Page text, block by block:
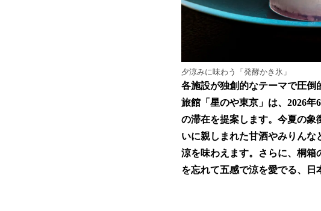
夕涼みに味わう「発酵かき氷」
各施設が独創的なテーマで圧倒
旅館「星のや東京」は、2026
の滞在を提案します。今夏の象
いに親しまれた甘酒やみりん
涼を味わえます。さらに、桐箱
を忘れて五感で涼を愛でる、日